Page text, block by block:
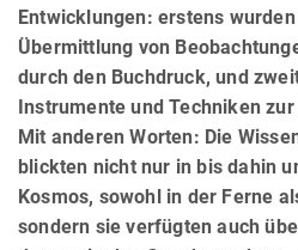
Entwicklungen: erstens
Übermittlung von
durch den Buchdruck, und
Instrumente und Techniken
Mit anderen Worten: Die
blickten nicht nur in bis dahin
Kosmos, sowohl in der Ferne
sondern sie verfügten auch